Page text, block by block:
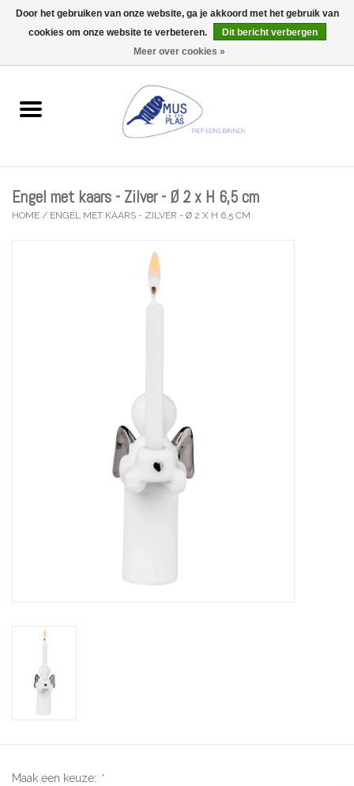
0 Artikelen - €0,00
Wenskaarten
Lifestyle
Engel met kaars - Zilver - Ø 2 x H 6,5 cm
HOME / ENGEL MET KAARS - ZILVER - Ø 2 X H 6,5 CM
Maak een keuze: *
Door het gebruiken van onze website, ga je akkoord met het gebruik van
cookies om onze website te verbeteren.
Dit bericht verbergen
Meer over cookies »
Wij zijn uitzonderlijk gesloten op Do 13/08